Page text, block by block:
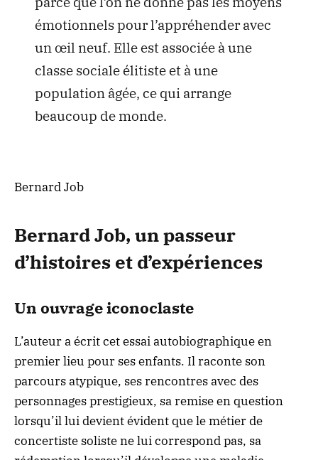
émotionnels pour l’appréhender avec
un œil neuf. Elle est associée à une
classe sociale élitiste et à une
population âgée, ce qui arrange
beaucoup de monde.
Bernard Job
Bernard Job, un passeur
d’histoires et d’expériences
Un ouvrage iconoclaste
L’auteur a écrit cet essai autobiographique en
premier lieu pour ses enfants. Il raconte son
parcours atypique, ses rencontres avec des
personnages prestigieux, sa remise en question
lorsqu’il lui devient évident que le métier de
concertiste soliste ne lui correspond pas, sa